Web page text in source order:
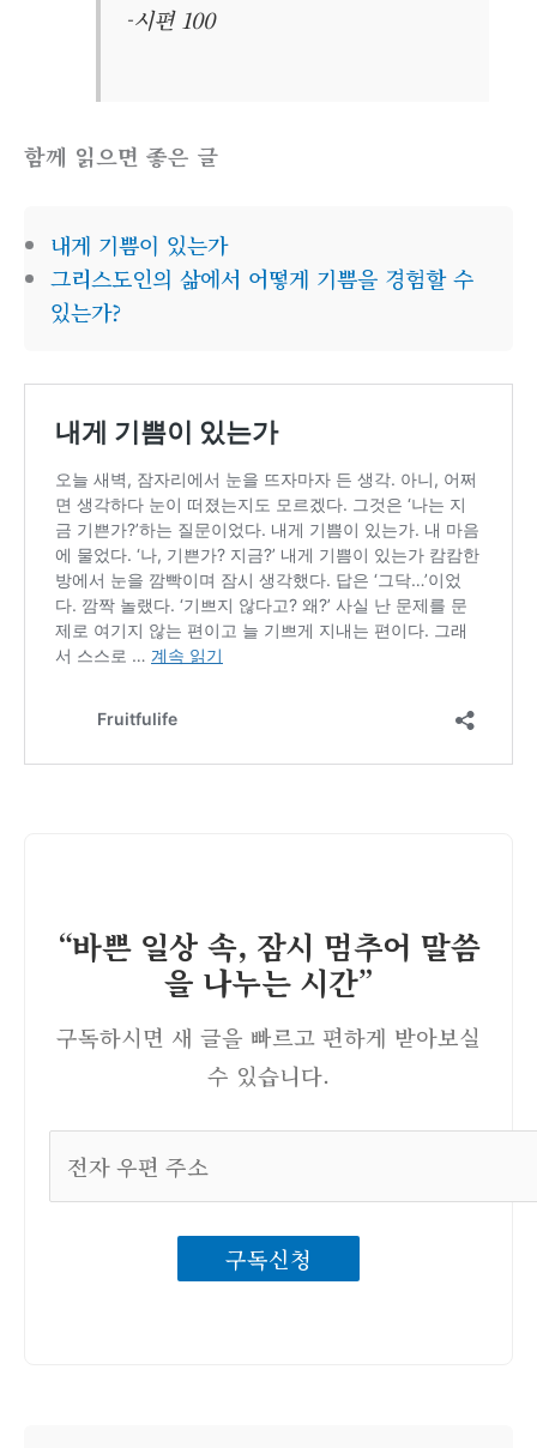
-시편 100
함께 읽으면 좋은 글
내게 기쁨이 있는가
그리스도인의 삶에서 어떻게 기쁨을 경험할 수
있는가?
“바쁜 일상 속, 잠시 멈추어 말씀
을 나누는 시간”
구독하시면 새 글을 빠르고 편하게 받아보실
수 있습니다.
구독신청